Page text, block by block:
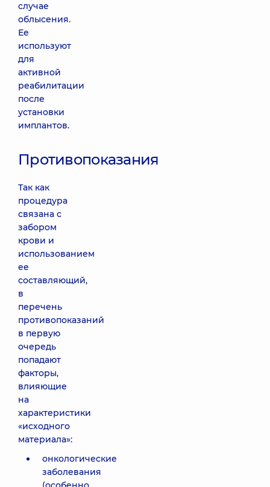
случае
облысения.
Ее
используют
для
активной
реабилитации
после
установки
имплантов.
Противопоказания
Так как
процедура
связана с
забором
крови и
использованием
ее
составляющий,
в
перечень
противопоказаний
в первую
очередь
попадают
факторы,
влияющие
на
характеристики
«исходного
материала»:
онкологические
заболевания